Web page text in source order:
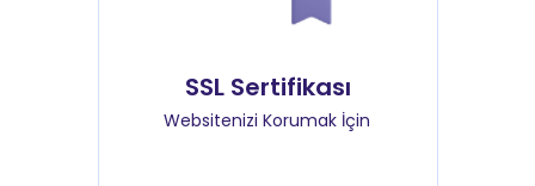
SSL Sertifikası
Websitenizi Korumak İçin